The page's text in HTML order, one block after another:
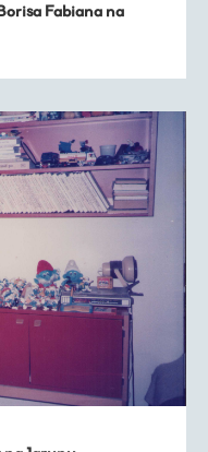
Fabiana na